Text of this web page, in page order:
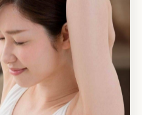
ない場合がございます。
ホームページ(Instagramプ
予約も承っております。
て頂くと当店ホット�